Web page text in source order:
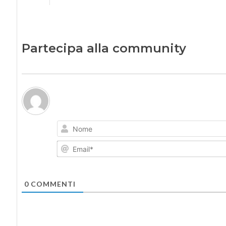
Partecipa alla community
0COMMENTI